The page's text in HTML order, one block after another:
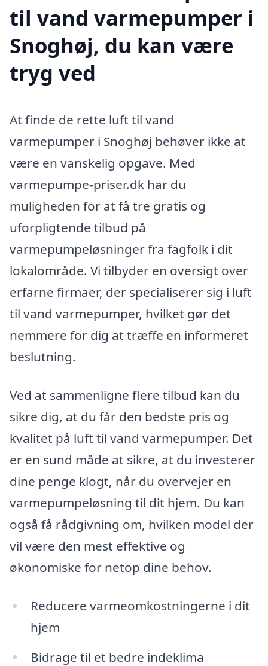
til vand varmepumper i
Snoghøj, du kan være
tryg ved
At finde de rette luft til vand
varmepumper i Snoghøj behøver ikke at
være en vanskelig opgave. Med
varmepumpe-priser.dk har du
muligheden for at få tre gratis og
uforpligtende tilbud på
varmepumpeløsninger fra fagfolk i dit
lokalområde. Vi tilbyder en oversigt over
erfarne firmaer, der specialiserer sig i luft
til vand varmepumper, hvilket gør det
nemmere for dig at træffe en informeret
beslutning.
Ved at sammenligne flere tilbud kan du
sikre dig, at du får den bedste pris og
kvalitet på luft til vand varmepumper. Det
er en sund måde at sikre, at du investerer
dine penge klogt, når du overvejer en
varmepumpeløsning til dit hjem. Du kan
også få rådgivning om, hvilken model der
vil være den mest effektive og
økonomiske for netop dine behov.
Reducere varmeomkostningerne i dit
hjem
Bidrage til et bedre indeklima